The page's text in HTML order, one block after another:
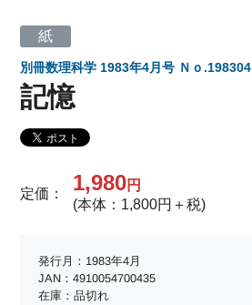
紙
別冊数理科学 1983年4月号 Ｎｏ.198304
記憶
定価： 1,980円
(本体：1,800円＋税)
発行月：1983年4月
JAN：4910054700435
在庫：品切れ